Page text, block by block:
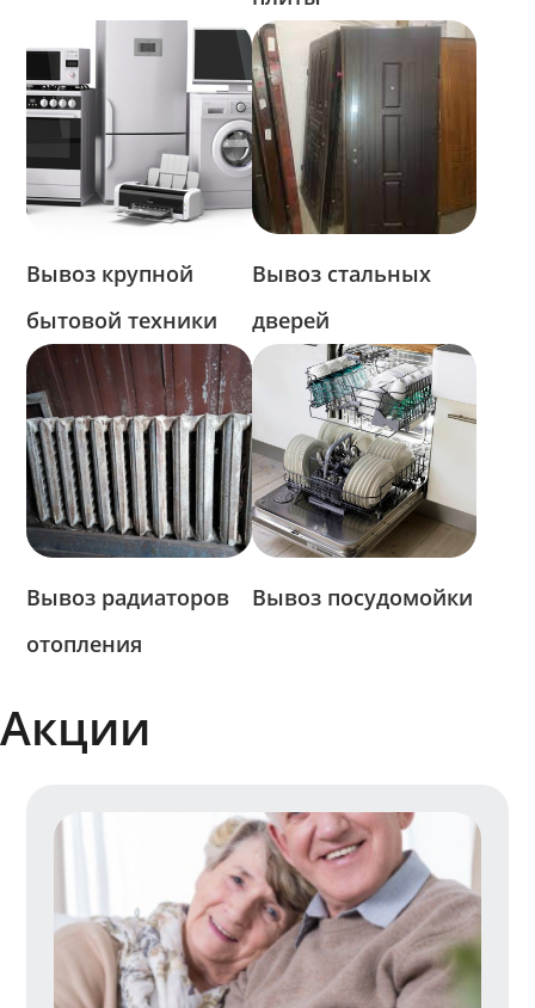
Вывоз крупной
бытовой техники
Вывоз стальных
дверей
Вывоз радиаторов
отопления
Вывоз посудомойки
Акции